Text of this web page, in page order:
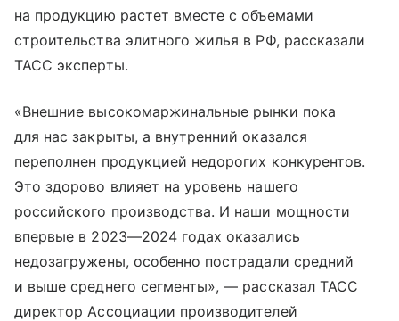
на продукцию растет вместе с объемами
строительства элитного жилья в РФ, рассказали
ТАСС эксперты.
«Внешние высокомаржинальные рынки пока
для нас закрыты, а внутренний оказался
переполнен продукцией недорогих конкурентов.
Это здорово влияет на уровень нашего
российского производства. И наши мощности
впервые в 2023—2024 годах оказались
недозагружены, особенно пострадали средний
и выше среднего сегменты», — рассказал ТАСС
директор Ассоциации производителей